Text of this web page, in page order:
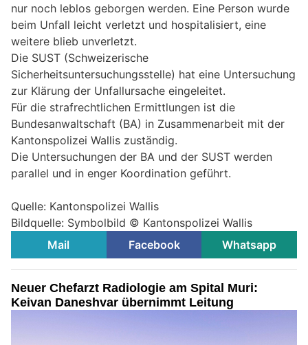
nur noch leblos geborgen werden. Eine Person wurde
beim Unfall leicht verletzt und hospitalisiert, eine
weitere blieb unverletzt.
Die SUST (Schweizerische
Sicherheitsuntersuchungsstelle) hat eine Untersuchung
zur Klärung der Unfallursache eingeleitet.
Für die strafrechtlichen Ermittlungen ist die
Bundesanwaltschaft (BA) in Zusammenarbeit mit der
Kantonspolizei Wallis zuständig.
Die Untersuchungen der BA und der SUST werden
parallel und in enger Koordination geführt.
Quelle: Kantonspolizei Wallis
Bildquelle: Symbolbild © Kantonspolizei Wallis
Mail
Facebook Whatsapp
Neuer Chefarzt Radiologie am Spital Muri:
Keivan Daneshvar übernimmt Leitung